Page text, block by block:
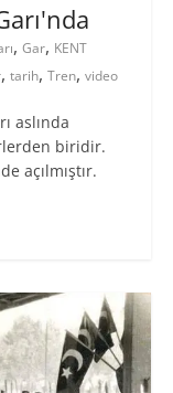
, Gar, KENT
, tarih, Tren, video
aslında
biridir.
açılmıştır.